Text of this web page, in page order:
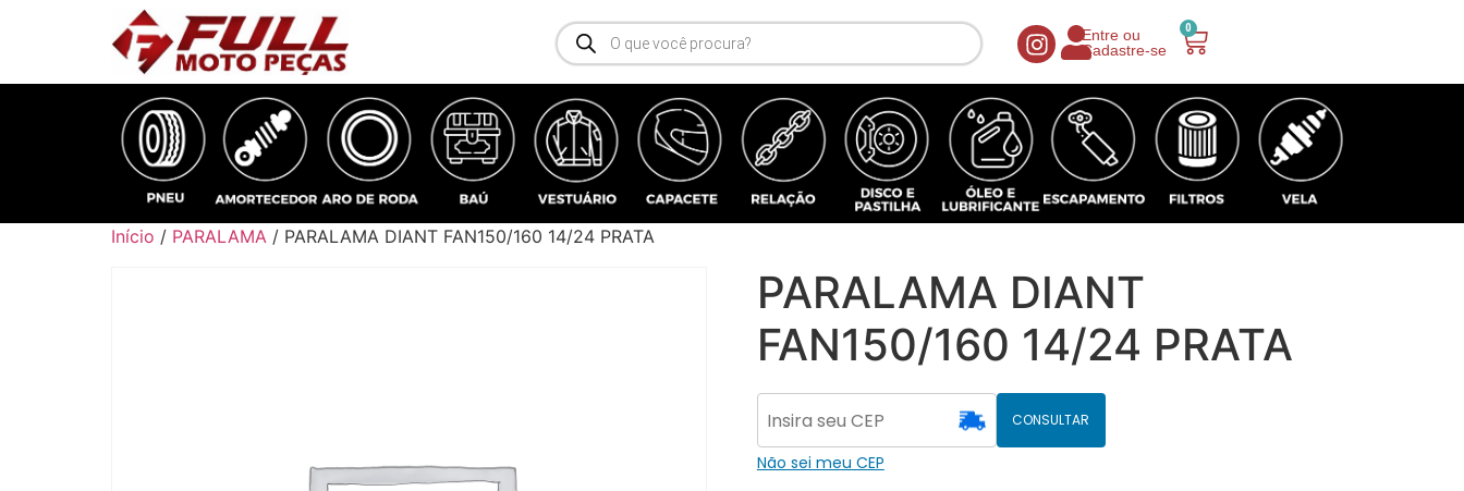
Entre ou
Cadastre-se
0
Início / PARALAMA / PARALAMA DIANT FAN150/160 14/24 PRATA
PARALAMA DIANT
FAN150/160 14/24 PRATA
CONSULTAR
Não sei meu CEP